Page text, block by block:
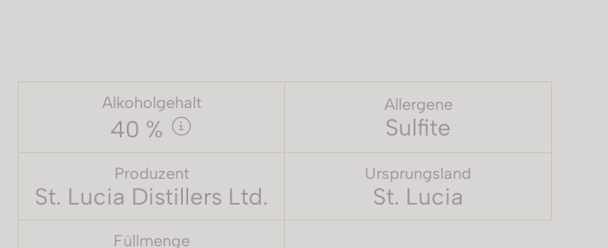
Alkoholgehalt
40 %
Allergene
Sulfite
Produzent
St. Lucia Distillers Ltd.
Ursprungsland
St. Lucia
Füllmenge